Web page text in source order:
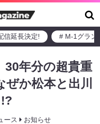
信延長決定! # M-1グラン
30年分の超貴重
か松本と出川
ース お知らせ